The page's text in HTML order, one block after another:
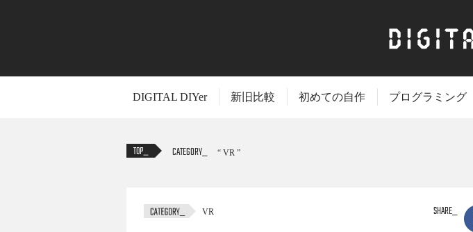
DIGITAL DIYer 新旧比較 初めての自作 プログラミング
CATEGORY VR
TITLE
SHARE
VR